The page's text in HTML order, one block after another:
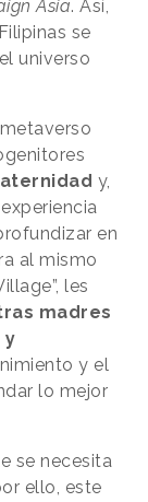
Asia. Así,
se
universo
y,
en
al mismo
les
madres
y
y el
lo mejor
se necesita
ello, este